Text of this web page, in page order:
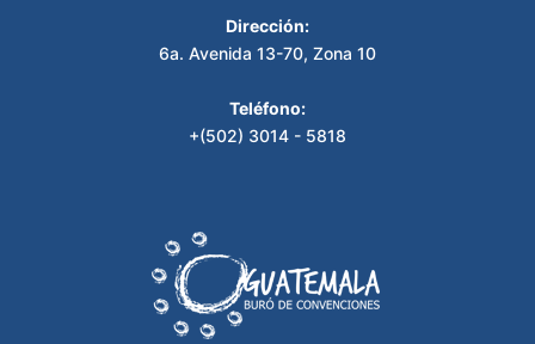
Dirección:
6a. Avenida 13-70, Zona 10
Teléfono:
+(502) 3014 - 5818